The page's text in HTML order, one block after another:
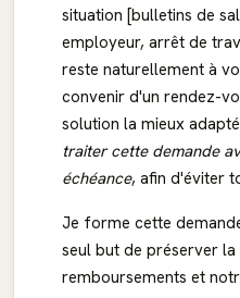
situation [bulletins de
employeur, arrêt de
reste naturellement à
convenir d'un rendez-
solution la mieux
traiter cette demande
échéance, afin d'éviter
Je forme cette
seul but de préserver
remboursements et